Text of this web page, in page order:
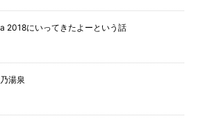
2018にいってきたよーという話
湯泉